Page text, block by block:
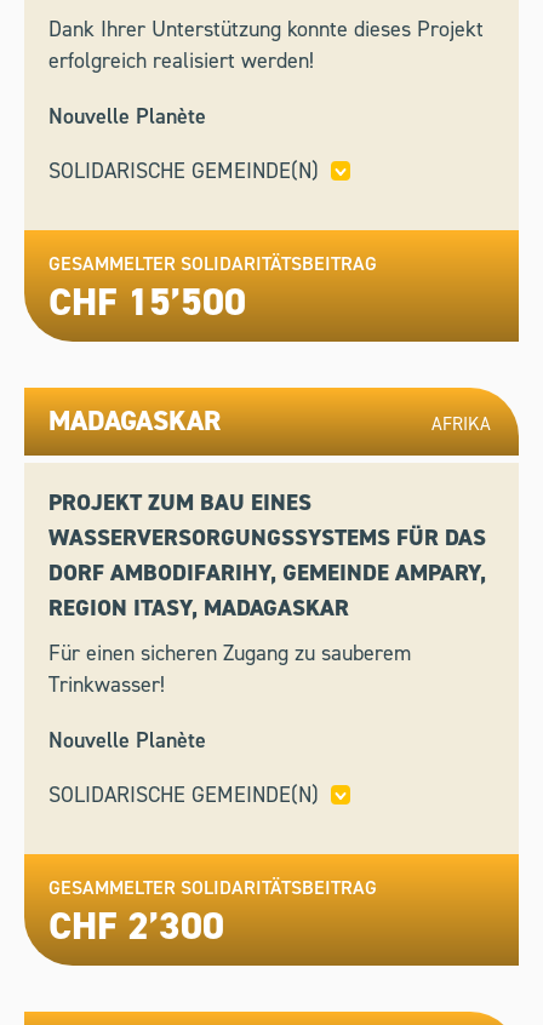
Dank Ihrer Unterstützung konnte dieses Projekt
erfolgreich realisiert werden!
Nouvelle Planète
SOLIDARISCHE GEMEINDE(N)
GESAMMELTER SOLIDARITÄTSBEITRAG
CHF 15’500
MADAGASKAR AFRIKA
PROJEKT ZUM BAU EINES
WASSERVERSORGUNGSSYSTEMS FÜR DAS
DORF AMBODIFARIHY, GEMEINDE AMPARY,
REGION ITASY, MADAGASKAR
Für einen sicheren Zugang zu sauberem
Trinkwasser!
Nouvelle Planète
SOLIDARISCHE GEMEINDE(N)
GESAMMELTER SOLIDARITÄTSBEITRAG
CHF 2’300